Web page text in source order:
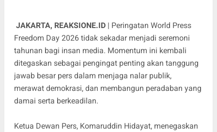
JAKARTA, REAKSIONE.ID| Peringatan World Press
Freedom Day 2026 tidak sekadar menjadi seremoni
tahunan bagi insan media. Momentum ini kembali
ditegaskan sebagai pengingat penting akan tanggung
jawab besar pers dalam menjaga nalar publik,
merawat demokrasi, dan membangun peradaban yang
damai serta berkeadilan.
Ketua Dewan Pers, Komaruddin Hidayat, menegaskan